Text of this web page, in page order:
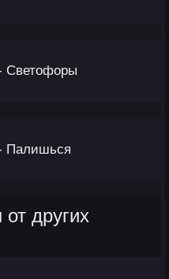
Светофоры
Палишься
других